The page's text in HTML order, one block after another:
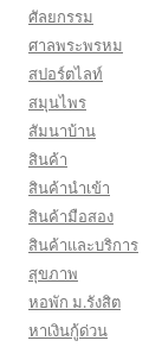
ศัลยกรรม
ศาลพระพรหม
สปอร์ตไลท์
สมุนไพร
สัมนาบ้าน
สินค้า
สินค้านำเข้า
สินค้ามือสอง
สินค้าและบริการ
สุขภาพ
หอพัก ม.รังสิต
หาเงินกู้ด่วน